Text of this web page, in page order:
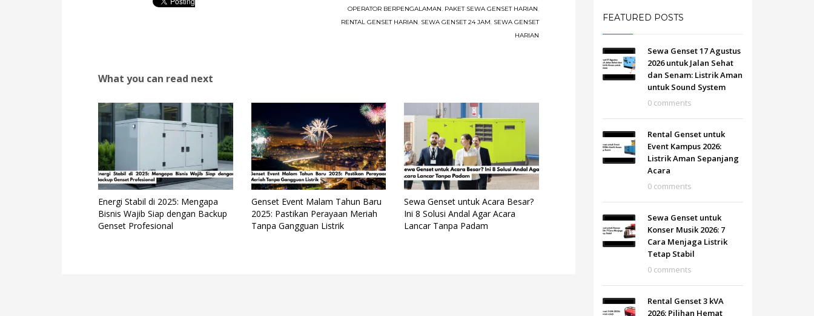
OPERATOR BERPENGALAMAN, PAKET SEWA GENSET HARIAN,
RENTAL GENSET HARIAN, SEWA GENSET 24 JAM, SEWA GENSET
HARIAN
What you can read next
Energi Stabil di 2025: Mengapa
Bisnis Wajib Siap dengan Backup
Genset Profesional
Genset Event Malam Tahun Baru
2025: Pastikan Perayaan Meriah
Tanpa Gangguan Listrik
Sewa Genset untuk Acara Besar?
Ini 8 Solusi Andal Agar Acara
Lancar Tanpa Padam
FEATURED POSTS
Sewa Genset 17 Agustus
2026 untuk Jalan Sehat
dan Senam: Listrik Aman
untuk Sound System
0 comments
Rental Genset untuk
Event Kampus 2026:
Listrik Aman Sepanjang
Acara
0 comments
Sewa Genset untuk
Konser Musik 2026: 7
Cara Menjaga Listrik
Tetap Stabil
0 comments
Rental Genset 3 kVA
2026: Pilihan Hemat